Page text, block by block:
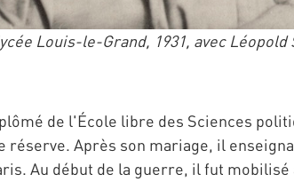
Louis-le-Grand, 1931, avec Léopold
de l'École libre des Sciences
Après son mariage, il
Au début de la guerre, il fut mobilisé